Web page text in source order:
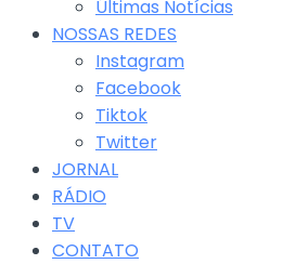
Últimas Notícias
NOSSAS REDES
Instagram
Facebook
Tiktok
Twitter
JORNAL
RÁDIO
TV
CONTATO